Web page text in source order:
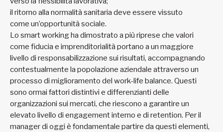
il ritorno alla normalità sanitaria deve essere vissuto
come un’opportunità sociale.
Lo smart working ha dimostrato a più riprese che valori
come fiducia e imprenditorialità portano a un maggiore
livello di responsabilizzazione sui risultati, accompagnando
contestualmente la popolazione aziendale attraverso un
processo di miglioramento del work-life balance. Questi
sono ormai fattori distintivi e differenzianti delle
organizzazioni sui mercati, che riescono a garantire un
elevato livello di engagement interno e di retention. Per il
manager di oggi è fondamentale partire da questi elementi,